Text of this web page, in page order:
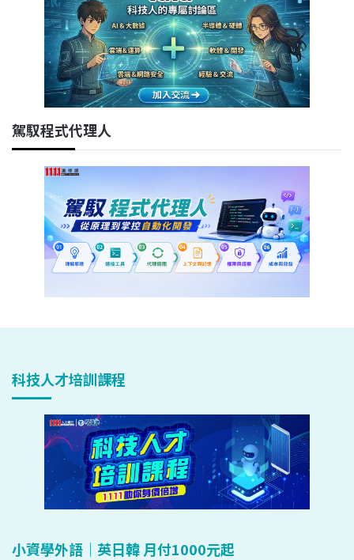
駕馭程式代理人
科技人才培訓課程
小資學外語｜英日韓 月付1000元起